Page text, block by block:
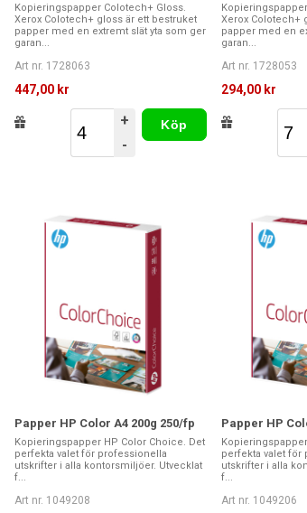
Kopieringspapper Colotech+ Gloss.
Xerox Colotech+ gloss är ett bestruket
papper med en extremt slät yta som ger
garan...
Art nr. 1728063
447,00 kr
+
-
Köp
Xerox Colotech+
papper med en
garan...
Art nr. 1728053
294,00 kr
Papper HP Color A4 200g 250/fp
Kopieringspapper HP Color Choice. Det
perfekta valet för professionella
utskrifter i alla kontorsmiljöer. Utvecklat
f...
Art nr. 1049208
Papper HP
perfekta valet för
utskrifter i alla
f...
Art nr. 1049206